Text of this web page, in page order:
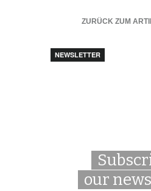
ZURÜCK ZUM
NEWSLETTER
our